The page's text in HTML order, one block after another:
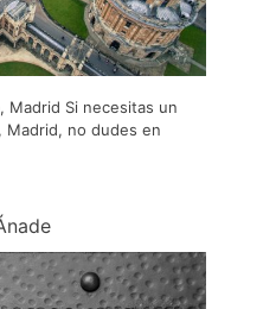
Madrid Si necesitas un
Madrid, no dudes en